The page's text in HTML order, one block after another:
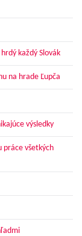
každý Slovák
na hrade Ľupča
výsledky
práce všetkých